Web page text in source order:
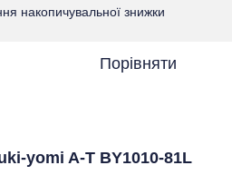
накопичувальної знижки
Порівняти
yomi A-T BY1010-81L